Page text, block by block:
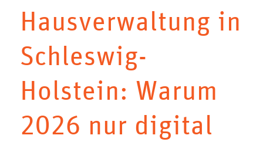
Hausverwaltung in
Schleswig-
Holstein: Warum
2026 nur digital